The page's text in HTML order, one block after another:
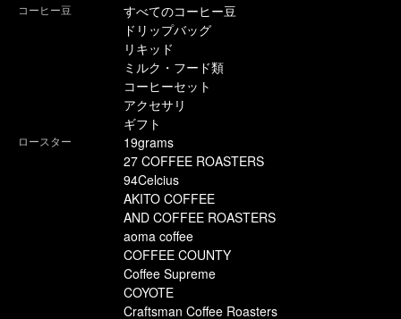
コーヒー豆
すべてのコーヒー豆
ドリップバッグ
リキッド
ミルク・フード類
コーヒーセット
アクセサリ
ギフト
ロースター
19grams
27 COFFEE ROASTERS
94Celcius
AKITO COFFEE
AND COFFEE ROASTERS
aoma coffee
COFFEE COUNTY
Coffee Supreme
COYOTE
Craftsman Coffee Roasters